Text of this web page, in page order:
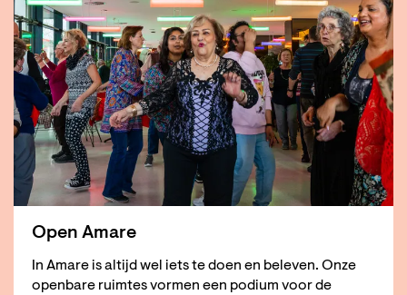
Open Amare
In Amare is altijd wel iets te doen en beleven. Onze
openbare ruimtes vormen een podium voor de